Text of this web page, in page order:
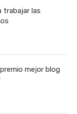
trabajar las
mejor blog